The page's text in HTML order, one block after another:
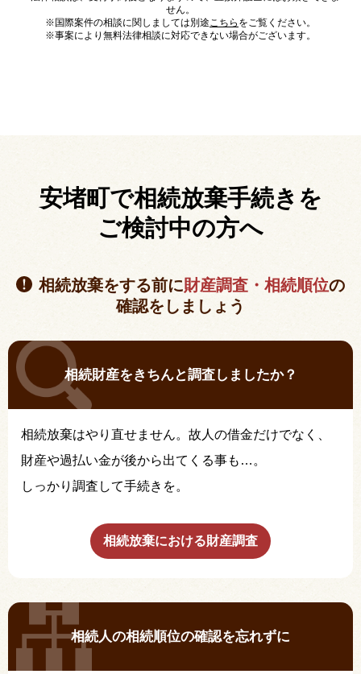
せん。
※国際案件の相談に関しましては別途こちら をご覧ください。
※事案により無料法律相談に対応できない場合がございます。
安堵町で相続放棄手続きを
ご検討中の方へ
相続放棄をする前に財産調査・相続順位の
確認をしましょう
相続財産をきちんと調査しましたか？
相続放棄はやり直せません。故人の借金だけでなく、
財産や過払い金が後から出てくる事も…。
しっかり調査して手続きを。
相続放棄における財産調査
相続人の相続順位の確認を忘れずに